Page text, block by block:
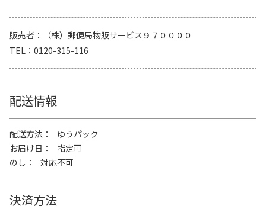
販売者
（株）郵便局物販サービス９７００００
TEL
0120-315-116
配送情報
配送方法
ゆうパック
お届け日
指定可
のし
対応不可
決済方法